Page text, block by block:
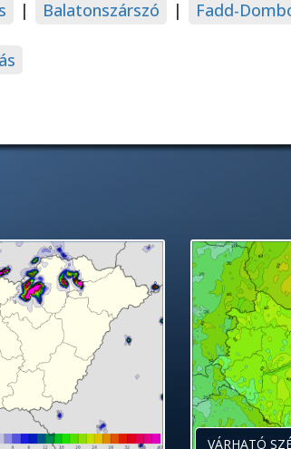
| Balatonszárszó | Fadd-
VÁRHATÓ